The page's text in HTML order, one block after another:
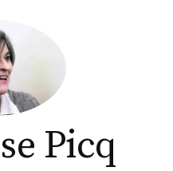
Picq